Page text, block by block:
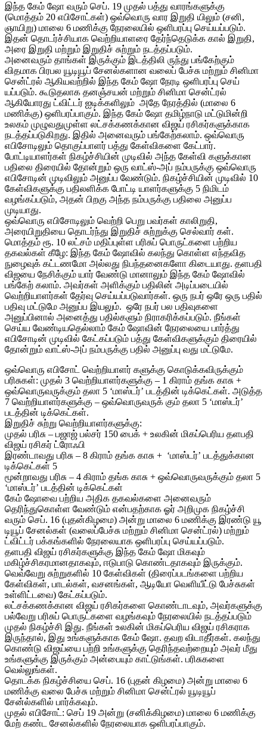
இந்த கேம் ஷோ வரும் செப். 19 முதல் பத்து வாரங்களுக்கு
(மொத்தம் 20 எபிசோட்கள்) ஒவ்வொரு வார இறுதி யிலும் (சனி,
ஞாயிறு) மாலை 6 மணிக்கு நேரலையில் ஒளிபரப்பு செய்யப்படும்.
இதன் தொடர்ச்சியாக வெற்றியாளரை தேர்ந்தெடுக்க கால் இறுதி,
அரை இறுதி மற்றும் இறுதிச் சுற்றும் நடத்தப்படும்.
அனைவரும் தாங்கள் இருக்கும் இடத்திலி ருந்து பங்கேற்கும்
விதமாக பிரபல யூடியூப் சேனல்களான வலைப் பேச்சு மற்றும் சினிமா
சென்ட்ரல் ஆகியவற்றில் இந்த கேம் ஷோ நேரடி ஒளிபரப்பு செய்
யப்படும். கூடுதலாக தனஞ்சயன் மற்றும் சினிமா சென்ட்ரல்
ஆகியோரது ட்விட்டர் ஐடிக்களிலும் அதே நேரத்தில் (மாலை 6
மணிக்கு) ஒளிபரப்பாகும். இந்த கேம் ஷோ தமிழ்நாடு மட்டுமின்றி
உலகம் முழுவதுமுள்ள லட்சக்கணக்கான விஜய் ரசிகர்களுக்காக
நடத்தப்படுகிறது. இதில் அனைவரும் பங்கேற்கலாம். ஒவ்வொரு
எபிசோடிலும் தொகுப்பாளர் பத்து கேள்விகளை கேட்பார்.
போட்டியாளர்கள் நிகழ்ச்சியின் முடிவில் அந்த கேள்வி களுக்கான
பதிலை திரையில் தோன்றும் ஒரு வாட்ஸ்-அப் நம்பருக்கு ஒவ்வொரு
எபிசோடின் முடிவிலும் அனுப்ப வேண்டும். நிகழ்ச்சியின் முடிவில் 10
கேள்விகளுக்கு பதிலளிக்க போட்டி யாளர்களுக்கு 5 நிமிடம்
வழங்கப்படும், அதன் பிறகு அந்த நம்பருக்கு பதிலை அனுப்ப
முடியாது.
ஒவ்வொரு எபிசோடிலும் வெற்றி பெறு பவர்கள் காலிறுதி,
அரையிறுதியை தொடர்ந்து இறுதிச் சுற்றுக்கு செல்வார் கள்.
மொத்தம் ரூ. 10 லட்சம் மதிப்புள்ள பரிசுப் பொருட்களை பற்றிய
தகவல்கள் கீழே: இந்த கேம் ஷோவில் கலந்து கொள்ள எந்தவித
நுழைவுக் கட்டணமோ அல்லது நிபந்தனைகளோ கிடையாது. தளபதி
விஜயை நேசிக்கும் யார் வேண்டு மானாலும் இந்த கேம் ஷோவில்
பங்கேற் கலாம். அவர்கள் அளிக்கும் பதிலின் அடிப்படையில்
வெற்றியாளர்கள் தேர்வு செய்யப்படுவார்கள். ஒரு நபர் ஒரே ஒரு பதில்
பதிவு மட்டுமே அனுப்ப இயலும். ஒரே நபர் பல பதிவுகளை
அனுப்பினால் அனைத்து பதில்களும் நிராகரிக்கப்படும். நீங்கள்
செய்ய வேண்டியதெல்லாம் கேம் ஷோவின் நேரலையை பார்த்து
எபிசோடின் முடிவில் கேட்கப்படும் பத்து கேள்விகளுக்கும் திரையில்
தோன்றும் வாட்ஸ்-அப் நம்பருக்கு பதில் அனுப்பு வது மட்டுமே.
ஒவ்வொரு எபிசோட் வெற்றியாளர் களுக்கு கொடுக்கவிருக்கும்
பரிசுகள்: முதல் 3 வெற்றியாளர்களுக்கு – 1 கிராம் தங்க காசு +
ஒவ்வொருவருக்கும் தலா 5 ‘மாஸ்டர்’ படத்தின் டிக்கெட்கள். அடுத்த
7 வெற்றியாளர்களுக்கு – ஒவ்வொருவருக் கும் தலா 5 ‘மாஸ்டர்’
படத்தின் டிக்கெட்கள்.
இறுதிச் சுற்று வெற்றியாளர்களுக்கு:
முதல் பரிசு – பஜாஜ் பல்சர் 150 பைக் + உலகின் மிகப்பெரிய தளபதி
விஜய் ரசிகர் ட்ரோஃபி
இரண்டாவது பரிசு – 8 கிராம் தங்க காசு + ‘மாஸ்டர்’ படத்துக்கான
டிக்கெட்கள் 5
மூன்றாவது பரிசு – 4 கிராம் தங்க காசு + ஒவ்வொருவருக்கும் தலா 5
‘மாஸ்டர்’ படத்தின் டிக்கெட்கள்
கேம் ஷோவை பற்றிய அதிக தகவல்களை அனைவரும்
தெரிந்துகொள்ள வேண்டும் என்பதற்காக ஓர் அறிமுக நிகழ்ச்சி
வரும் செப். 16 (புதன்கிழமை) அன்று மாலை 6 மணிக்கு இரண்டு யூ
டியூப் சேனல்கள் (வலைப்பேச்சு மற்றும் சினிமா சென்ட்ரல்) மற்றும்
ட்விட்டர் பக்கங்களில் நேரலையாக ஒளிபரப்பு செய்யப்படும்.
தளபதி விஜய் ரசிகர்களுக்கு இந்த கேம் ஷோ மிகவும்
மகிழ்ச்சிகரமானதாகவும், ஈடுபாடு கொண்டதாகவும் இருக்கும்.
வெவ்வேறு சுற்றுகளில் 10 கேள்விகள் (திரைப்படங்களை பற்றிய
கேள்விகள், பாடல்கள், வசனங்கள், ஆடியோ வெளியீட்டு பேச்சுகள்
உள்ளிட்டவை) கேட்கப்படும்.
லட்சக்கணக்கான விஜய் ரசிகர்களை கொண்டாடவும், அவர்களுக்கு
பல்வேறு பரிசுப் பொருட்களை வழங்கவும் நேரலையில் நடத்தப்படும்
முதல் நிகழ்ச்சி இது. நீங்கள் உலகின் மிகப்பெரிய விஜய் ரசிகராக
இருந்தால், இது உங்களுக்காக கேம் ஷோ. தவற விடாதீர்கள். கலந்து
கொண்டு விஜய்யை பற்றி உங்களுக்கு தெரிந்தவற்றையும் அவர் மீது
உங்களுக்கு இருக்கும் அன்பையும் காட்டுங்கள். பரிசுகளை
வெல்லுங்கள்.
தொடக்க நிகழ்ச்சியை செப். 16 (புதன் கிழமை) அன்று மாலை 6
மணிக்கு வலை பேச்சு மற்றும் சினிமா சென்ட்ரல் யூடியூப்
சேன்ல்களில் பார்க்கவும்.
முதல் எபிசோட்: செப் 19 அன்று (சனிக்கிழமை) மாலை 6 மணிக்கு
மேற் கண்ட சேனல்களில் நேரலையாக ஒளிபரப்பாகும்.